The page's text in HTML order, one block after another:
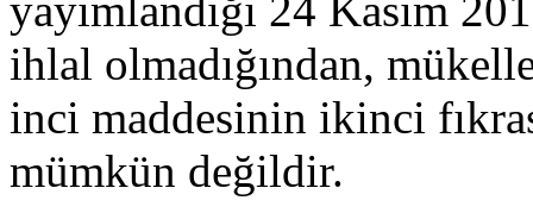
yayımlandığı 24 Kasım
ihlal olmadığından,
inci maddesinin ikinci
mümkün değildir.